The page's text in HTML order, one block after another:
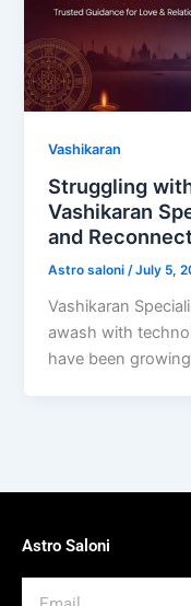
Vashikaran
Struggling
Vashikaran
and
Astro saloni/July 5,
Vashikaran
awash with
have been
Astro Saloni